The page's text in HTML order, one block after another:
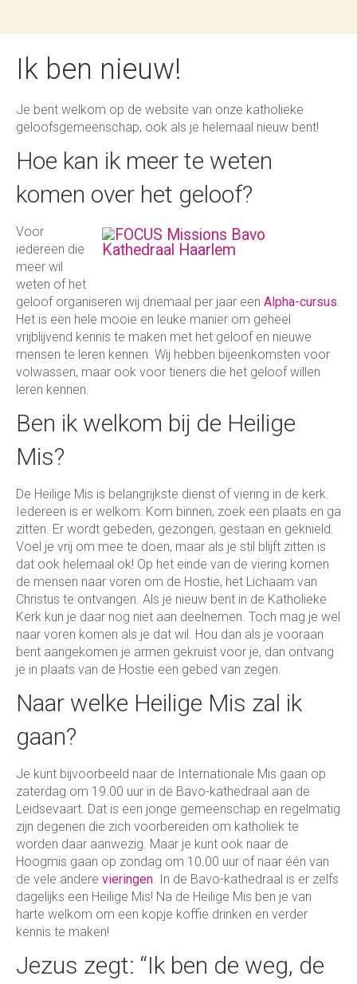
Ik ben nieuw!
Je bent welkom op de website van onze katholieke
geloofsgemeenschap, ook als je helemaal nieuw bent!
Hoe kan ik meer te weten
komen over het geloof?
Voor
iedereen die
meer wil
weten of het
geloof organiseren wij driemaal per jaar een Alpha-cursus.
Het is een hele mooie en leuke manier om geheel
vrijblijvend kennis te maken met het geloof en nieuwe
mensen te leren kennen. Wij hebben bijeenkomsten voor
volwassen, maar ook voor tieners die het geloof willen
leren kennen.
Ben ik welkom bij de Heilige
Mis?
De Heilige Mis is belangrijkste dienst of viering in de kerk.
Iedereen is er welkom: Kom binnen, zoek een plaats en ga
zitten. Er wordt gebeden, gezongen, gestaan en geknield.
Voel je vrij om mee te doen, maar als je stil blijft zitten is
dat ook helemaal ok! Op het einde van de viering komen
de mensen naar voren om de Hostie, het Lichaam van
Christus te ontvangen. Als je nieuw bent in de Katholieke
Kerk kun je daar nog niet aan deelnemen. Toch mag je wel
naar voren komen als je dat wil. Hou dan als je vooraan
bent aangekomen je armen gekruist voor je, dan ontvang
je in plaats van de Hostie een gebed van zegen.
Naar welke Heilige Mis zal ik
gaan?
Je kunt bijvoorbeeld naar de Internationale Mis gaan op
zaterdag om 19.00 uur in de Bavo-kathedraal aan de
Leidsevaart. Dat is een jonge gemeenschap en regelmatig
zijn degenen die zich voorbereiden om katholiek te
worden daar aanwezig. Maar je kunt ook naar de
Hoogmis gaan op zondag om 10.00 uur of naar één van
de vele andere vieringen. In de Bavo-kathedraal is er zelfs
dagelijks een Heilige Mis! Na de Heilige Mis ben je van
harte welkom om een kopje koffie drinken en verder
kennis te maken!
Jezus zegt: “Ik ben de weg, de